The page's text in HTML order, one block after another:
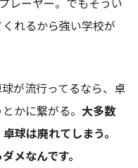
レーヤー。でもそうい
れるから強い学校が
が流行ってるなら、卓
かに繋がる。 大多数
球は廃れてしまう。
メなんです。